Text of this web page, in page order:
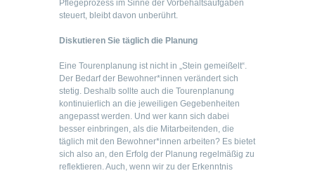
Pflegeprozess im Sinne der Vorbehaltsaufgaben
steuert, bleibt davon unberührt.
Diskutieren Sie täglich die Planung
Eine Tourenplanung ist nicht in „Stein gemeißelt“.
Der Bedarf der Bewohner*innen verändert sich
stetig. Deshalb sollte auch die Tourenplanung
kontinuierlich an die jeweiligen Gegebenheiten
angepasst werden. Und wer kann sich dabei
besser einbringen, als die Mitarbeitenden, die
täglich mit den Bewohner*innen arbeiten? Es bietet
sich also an, den Erfolg der Planung regelmäßig zu
reflektieren. Auch, wenn wir zu der Erkenntnis